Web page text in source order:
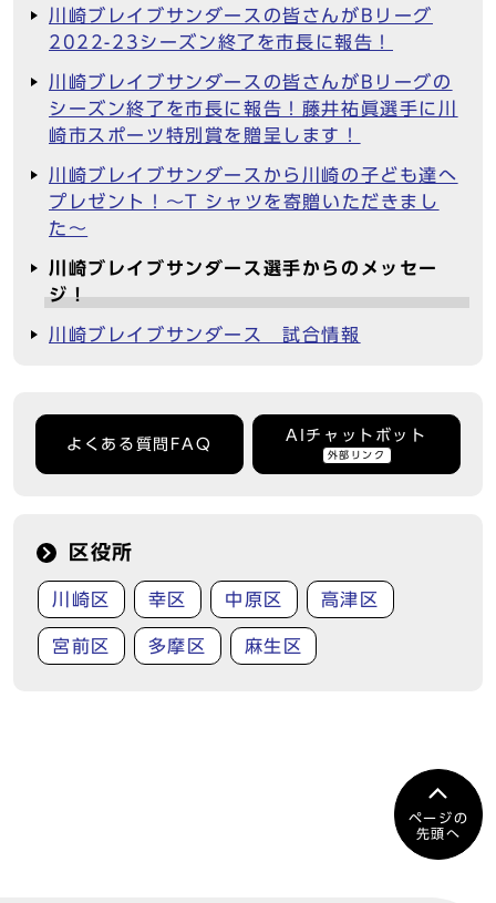
川崎ブレイブサンダースの皆さんがBリーグ
2022-23シーズン終了を市長に報告！
川崎ブレイブサンダースの皆さんがBリーグの
シーズン終了を市長に報告！藤井祐眞選手に川
崎市スポーツ特別賞を贈呈します！
川崎ブレイブサンダースから川崎の⼦ども達へ
プレゼント！〜T シャツを寄贈いただきまし
た〜
川崎ブレイブサンダース選手からのメッセー
ジ！
川崎ブレイブサンダース 試合情報
よくある質問FAQ
AIチャットボット
外部リンク
区役所
川崎区 幸区 中原区 高津区
宮前区 多摩区 麻生区
ページの
先頭へ